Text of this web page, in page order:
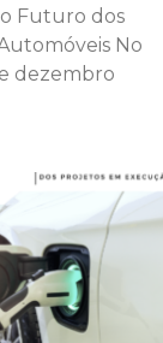
Futuro dos
No
dezembro